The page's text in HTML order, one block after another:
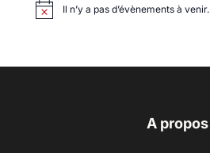
Il n’y a pas d’évènements à venir.
A propos